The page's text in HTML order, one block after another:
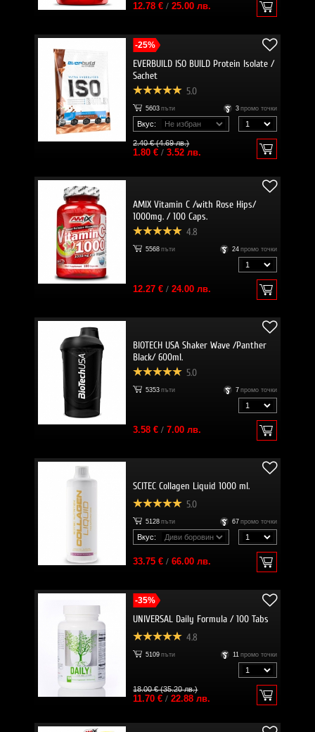
12.78 €/ 25.00 лв.
-25%
EVERBUILD ISO BUILD Protein Isolate /
Sachet
5.0
5603 пъти 3 промо точки
Вкус:
2.40 € (4.69 лв.)
1.80 €/ 3.52 лв.
AMIX Vitamin C /with Rose Hips/
1000mg. / 100 Caps.
4.8
5568 пъти 24 промо точки
12.27 €/ 24.00 лв.
BIOTECH USA Shaker Wave /Panther
Black/ 600ml.
5.0
5353 пъти 7 промо точки
3.58 €/ 7.00 лв.
SCITEC Collagen Liquid 1000 ml.
5.0
5128 пъти 67 промо точки
Вкус:
33.75 €/ 66.00 лв.
-35%
UNIVERSAL Daily Formula / 100 Tabs
4.8
5109 пъти 11 промо точки
18.00 € (35.20 лв.)
11.70 €/ 22.88 лв.